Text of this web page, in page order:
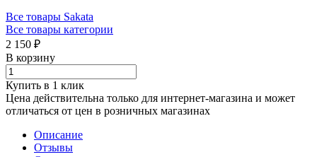
Все товары Sakata
Все товары категории
2 150 ₽
В корзину
Купить в 1 клик
Цена действительна только для интернет-магазина и может
отличаться от цен в розничных магазинах
Описание
Отзывы